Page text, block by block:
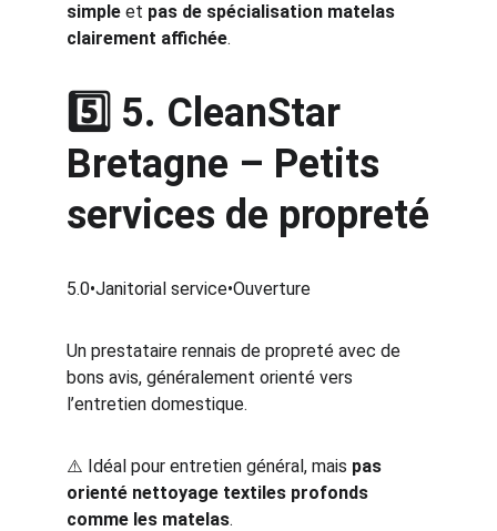
simple et pas de spécialisation matelas
clairement affichée.
5️⃣ 5. CleanStar
Bretagne – Petits
services de propreté
5.0•Janitorial service•Ouverture
Un prestataire rennais de propreté avec de
bons avis, généralement orienté vers
l’entretien domestique.
⚠️ Idéal pour entretien général, mais pas
orienté nettoyage textiles profonds
comme les matelas.